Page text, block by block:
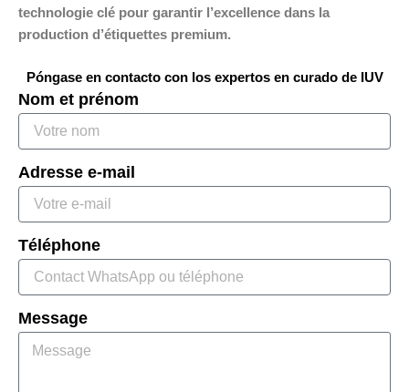
technologie clé pour garantir l’excellence dans la
production d’étiquettes premium.
Póngase en contacto con los expertos en curado de IUV
Nom et prénom
Adresse e-mail
Téléphone
Message